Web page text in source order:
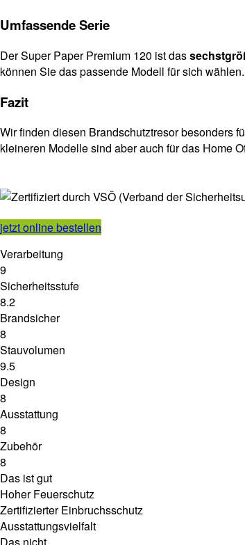
Umfassende Serie
Der Super Paper Premium 120 ist das
können Sie das passende Modell für sich
Fazit
Wir finden diesen Brandschutztresor besonders
kleineren Modelle sind aber auch für das Home
jetzt online bestellen
Verarbeitung
9
Sicherheitsstufe
8.2
Brandsicher
8
Stauvolumen
9.5
Design
8
Ausstattung
8
Zubehör
8
Das ist gut
Hoher Feuerschutz
Zertifizierter Einbruchsschutz
Ausstattungsvielfalt